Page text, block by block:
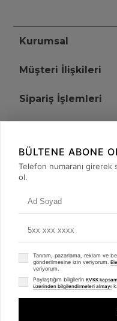
Kurumsal
Müşteri İlişkileri
Sipariş İşlemleri
+90
© 2008 - 2026
- Tüm Hakları Saklıdır.
Whatsapp
BÜLTENE ABONE
Telefon numaranı girerek
ol.
Tanıtım, pazarlama, reklam ve
gönderilmesine izin veriyorum.
veriyorum.
Paylaştığım bilgilerin KVKK
üzerinden bilgilendirmeleri almayı